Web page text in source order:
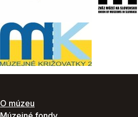
O múzeu